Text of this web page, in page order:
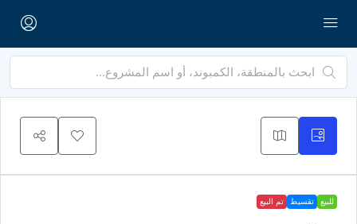
للبيع تقسيط تم البيع